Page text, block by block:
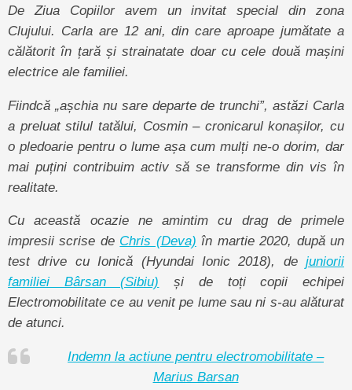
De Ziua Copiilor avem un invitat special din zona
Clujului. Carla are 12 ani, din careaproape jumătate a
călătorit în țară și strainatate doar cu cele două mașini
electrice ale familiei.
Fiindcă „așchia nu sare departe de trunchi”, astăzi Carla
a preluat stilul tatălui, Cosmin – cronicarul konașilor, cu
o pledoarie pentru o lume așa cum mulți ne-o dorim, dar
mai puțini contribuim activ să se transforme din vis în
realitate.
Cu această ocazie ne amintim cu drag de primele
impresii scrise de Chris (Deva) în martie 2020, după un
test drive cu Ionică (Hyundai Ionic 2018), de juniorii
familiei Bârsan (Sibiu) și de toți copii echipei
Electromobilitate ce au venit pe lume sau ni s-au alăturat
de atunci.
Indemn la actiune pentru electromobilitate –
Marius Barsan